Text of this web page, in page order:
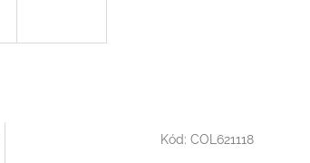
Kód: COL621118